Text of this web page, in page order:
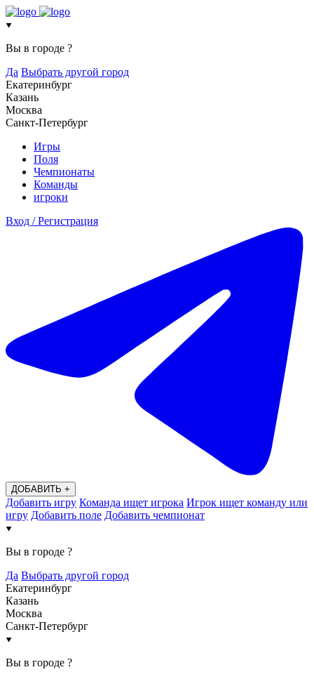
Вы в городе ?
Да Выбрать другой город
Екатеринбург
Казань
Москва
Санкт-Петербург
Игры
Поля
Чемпионаты
Команды
игроки
Вход / Регистрация
ДОБАВИТЬ +
Добавить игру Команда ищет игрока Игрок ищет команду или
игру Добавить поле Добавить чемпионат
Вы в городе ?
Да Выбрать другой город
Екатеринбург
Казань
Москва
Санкт-Петербург
Вы в городе ?